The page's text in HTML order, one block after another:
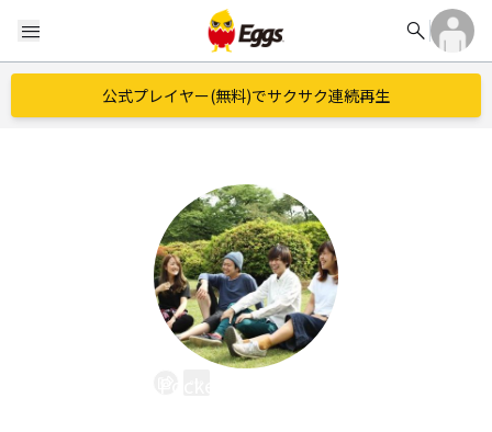
menu search
公式プレイヤー(無料)でサクサク連続再生